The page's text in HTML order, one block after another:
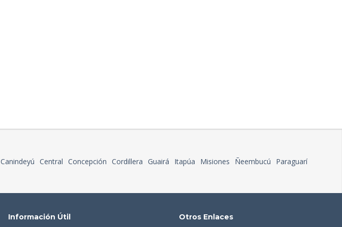
Canindeyú Central Concepción Cordillera Guairá Itapúa Misiones Ñeembucú
Paraguarí
Información Útil Otros Enlaces